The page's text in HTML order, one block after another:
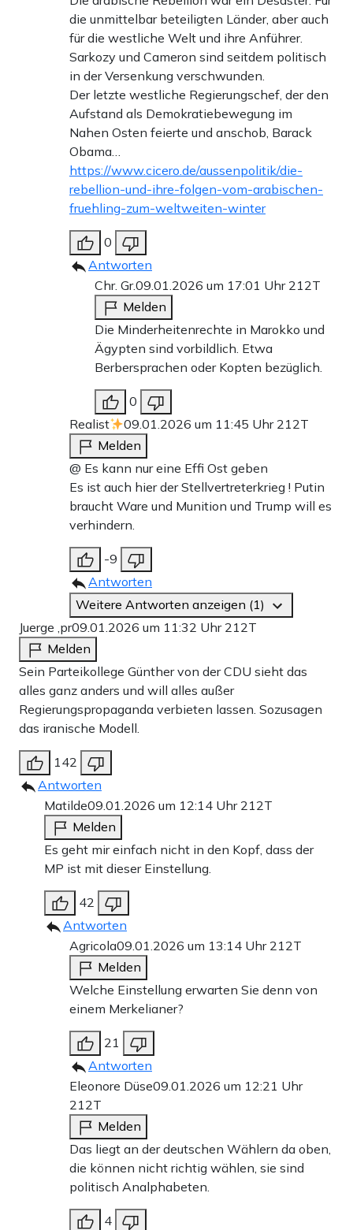
die unmittelbar beteiligten Länder, aber auch
für die westliche Welt und ihre Anführer.
Sarkozy und Cameron sind seitdem politisch
in der Versenkung verschwunden.
Der letzte westliche Regierungschef, der den
Aufstand als Demokratiebewegung im
Nahen Osten feierte und anschob, Barack
Obama…
https://www.cicero.de/aussenpolitik/die-
rebellion-und-ihre-folgen-vom-arabischen-
fruehling-zum-weltweiten-winter
0
Antworten
Chr. Gr.09.01.2026 um 17:01 Uhr 212T
Melden
Die Minderheitenrechte in Marokko und
Ägypten sind vorbildlich. Etwa
Berbersprachen oder Kopten bezüglich.
0
Realist
09.01.2026 um 11:45 Uhr 212T
Melden
@ Es kann nur eine Effi Ost geben
Es ist auch hier der Stellvertreterkrieg ! Putin
braucht Ware und Munition und Trump will es
verhindern.
-9
Antworten
Weitere Antworten anzeigen (1)
Juerge ,pr09.01.2026 um 11:32 Uhr 212T
Melden
Sein Parteikollege Günther von der CDU sieht das
alles ganz anders und will alles außer
Regierungspropaganda verbieten lassen. Sozusagen
das iranische Modell.
142
Antworten
Matilde09.01.2026 um 12:14 Uhr 212T
Melden
Es geht mir einfach nicht in den Kopf, dass der
MP ist mit dieser Einstellung.
42
Antworten
Agricola09.01.2026 um 13:14 Uhr 212T
Melden
Welche Einstellung erwarten Sie denn von
einem Merkelianer?
21
Antworten
Eleonore Düse09.01.2026 um 12:21 Uhr
212T
Melden
Das liegt an der deutschen Wählern da oben,
die können nicht richtig wählen, sie sind
politisch Analphabeten.
4